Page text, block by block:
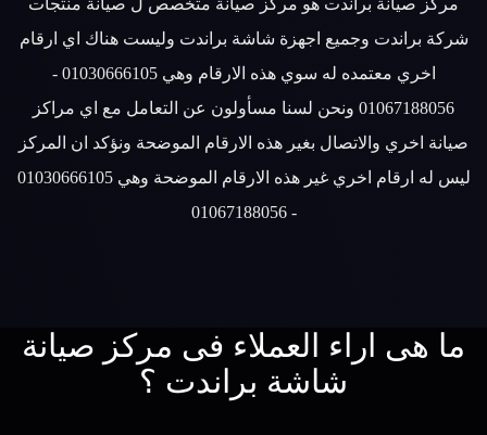
مركز صيانة براندت هو مركز صيانة متخصص ل صيانة منتجات
شركة براندت وجميع اجهزة شاشة براندت وليست هناك اي ارقام
اخري معتمده له سوي هذه الارقام وهي 01030666105 -
01067188056 ونحن لسنا مسأولون عن التعامل مع اي مراكز
صيانة اخري والاتصال بغير هذه الارقام الموضحة ونؤكد ان المركز
ليس له ارقام اخري غير هذه الارقام الموضحة وهي 01030666105
- 01067188056
ما هى اراء العملاء فى مركز صيانة
شاشة براندت ؟